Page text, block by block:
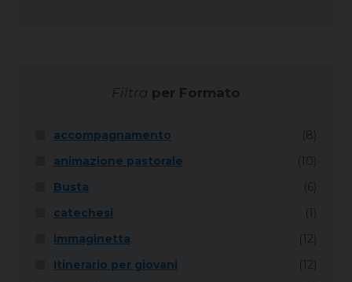
Filtra per Formato
accompagnamento
(8)
animazione pastorale
(10)
Busta
(6)
catechesi
(1)
immaginetta
(12)
Itinerario per giovani
(12)